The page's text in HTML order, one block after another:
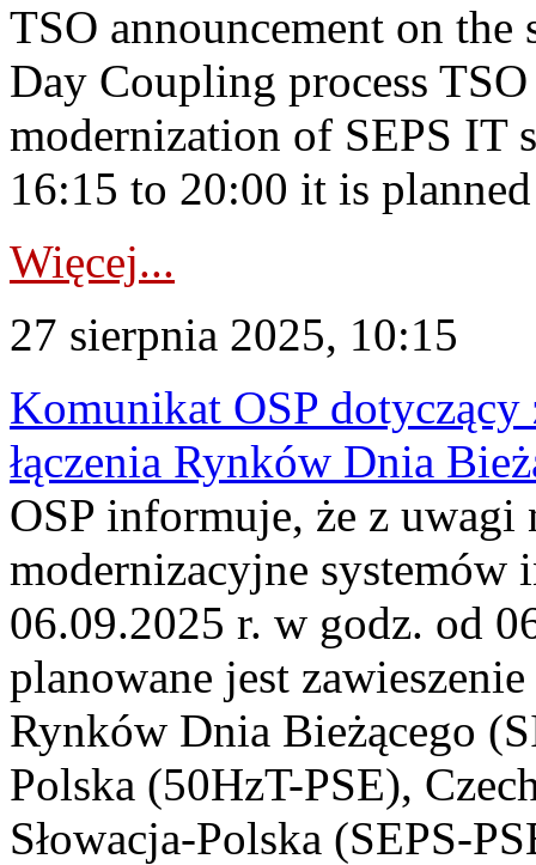
TSO announcement on
Day Coupling process
modernization of SEPS IT
16:15 to 20:00 it is
Więcej...
27 sierpnia 2025, 10:15
Komunikat OSP dotyczący
łączenia Rynków Dnia
OSP informuje, że z uwagi
modernizacyjne
06.09.2025 r. w godz. od
planowane jest
Rynków Dnia Bieżącego
Polska (50HzT-PSE),
Słowacja-Polska (SEPS-